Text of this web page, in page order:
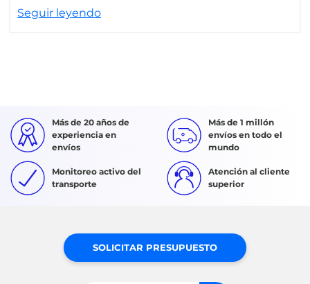
Seguir leyendo
Más de 20 años de
experiencia en
envíos
Más de 1 millón
envíos en todo el
mundo
Monitoreo activo del
transporte
Atención al cliente
superior
SOLICITAR PRESUPUESTO